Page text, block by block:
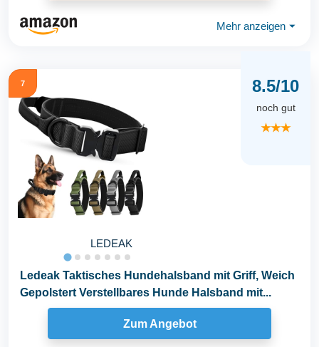
Mehr anzeigen ⏷
7
LEDEAK
8.5/10
noch gut
★★★
Ledeak Taktisches Hundehalsband mit Griff, Weich
Gepolstert Verstellbares Hunde Halsband mit...
Zum Angebot